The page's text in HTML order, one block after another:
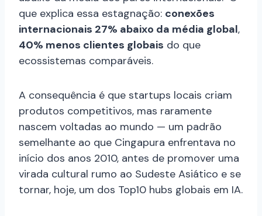
que explica essa estagnação: conexões
internacionais 27% abaixo da média global,
40% menos clientes globais do que
ecossistemas comparáveis.
A consequência é que startups locais criam
produtos competitivos, mas raramente
nascem voltadas ao mundo — um padrão
semelhante ao que Cingapura enfrentava no
início dos anos 2010, antes de promover uma
virada cultural rumo ao Sudeste Asiático e se
tornar, hoje, um dos Top10 hubs globais em IA.